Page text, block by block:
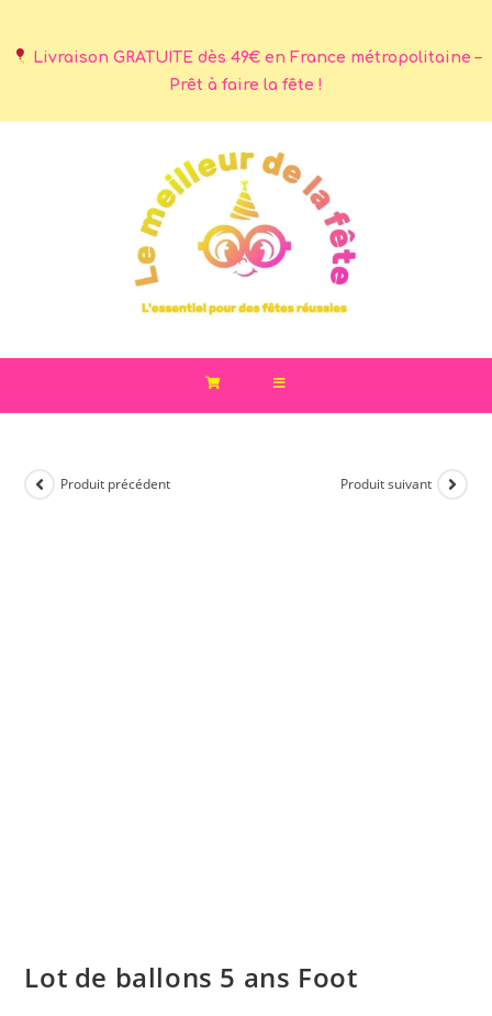
Livraison GRATUITE dès 49€ en France métropolitaine –
Prêt à faire la fête !
Produit précédent Produit suivant
Lot de ballons 5 ans Foot